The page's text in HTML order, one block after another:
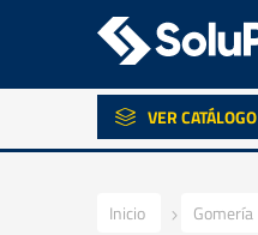
VER CATÁLOGO
Inicio Gomería